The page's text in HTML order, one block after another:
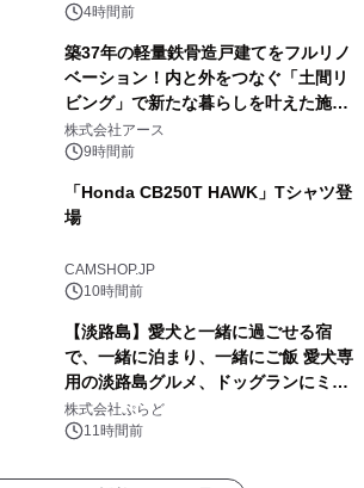
4時間前
築37年の軽量鉄骨造戸建てをフルリノ
ベーション！内と外をつなぐ「土間リ
ビング」で新たな暮らしを叶えた施工
事例を株式会社アースが公開
株式会社アース
9時間前
「Honda CB250T HAWK」Tシャツ登
場
CAMSHOP.JP
10時間前
【淡路島】愛犬と一緒に過ごせる宿
で、一緒に泊まり、一緒にご飯 愛犬専
用の淡路島グルメ、ドッグランにミニ
プール グランピングとトレーラーハウ
スの2施設で
株式会社ぷらど
11時間前